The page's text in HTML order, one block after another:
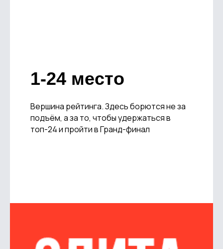
1-24 место
Вершина рейтинга. Здесь борются не за
подъём, а за то, чтобы удержаться в
топ-24 и пройти в Гранд-финал